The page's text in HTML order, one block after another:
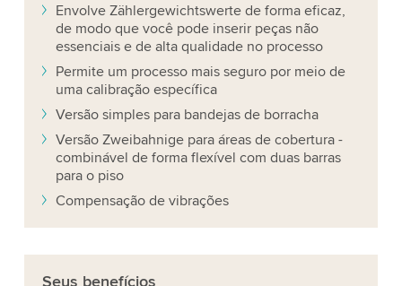
Envolve Zählergewichtswerte de forma eficaz,
de modo que você pode inserir peças não
essenciais e de alta qualidade no processo
Permite um processo mais seguro por meio de
uma calibração específica
Versão simples para bandejas de borracha
Versão Zweibahnige para áreas de cobertura -
combinável de forma flexível com duas barras
para o piso
Compensação de vibrações
Seus benefícios